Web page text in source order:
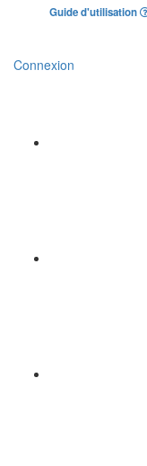
Guide d'utilisation
Connexion